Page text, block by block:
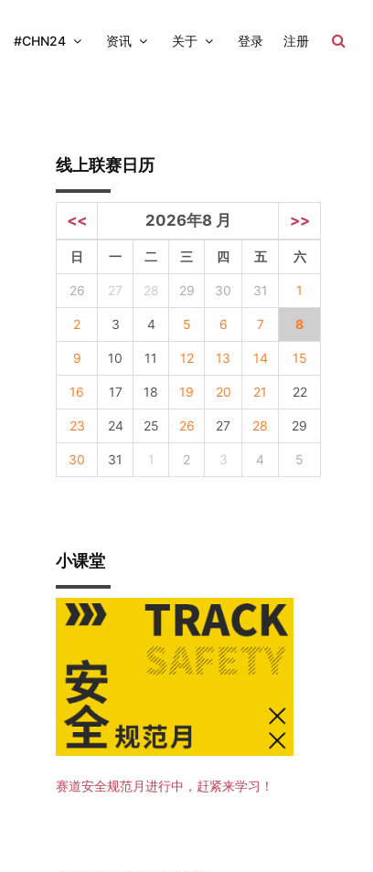
#CHN24 资讯 关于 登录 注册
线上联赛日历
<< 2026年8 月 >>
日 一 二 三 四 五 六
26 27 28 29 30 31 1
2 3 4 5 6 7 8
9 10 11 12 13 14 15
16 17 18 19 20 21 22
23 24 25 26 27 28 29
30 31 1 2 3 4 5
小课堂
赛道安全规范月进行中，赶紧来学习！